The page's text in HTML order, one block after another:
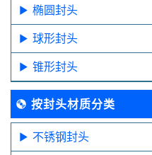
椭圆封头
球形封头
锥形封头
按封头材质分类
不锈钢封头